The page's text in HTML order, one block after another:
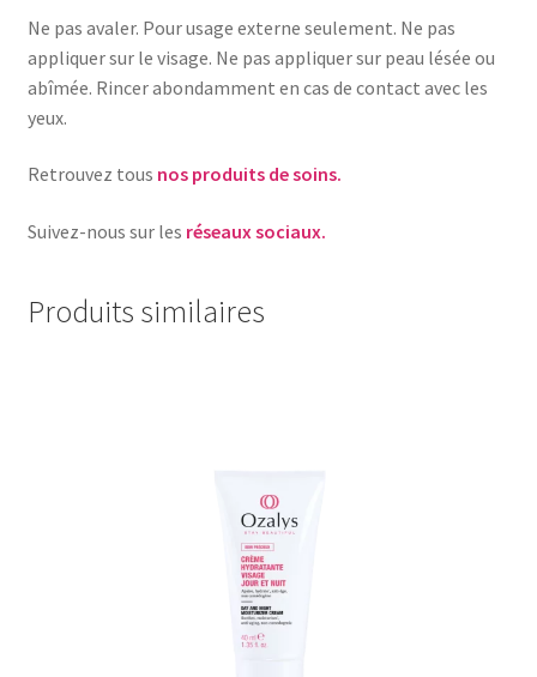
Ne pas avaler. Pour usage externe seulement. Ne pas
appliquer sur le visage. Ne pas appliquer sur peau lésée ou
abîmée. Rincer abondamment en cas de contact avec les
yeux.
Retrouvez tous nos produits de soins.
Suivez-nous sur les réseaux sociaux.
Produits similaires